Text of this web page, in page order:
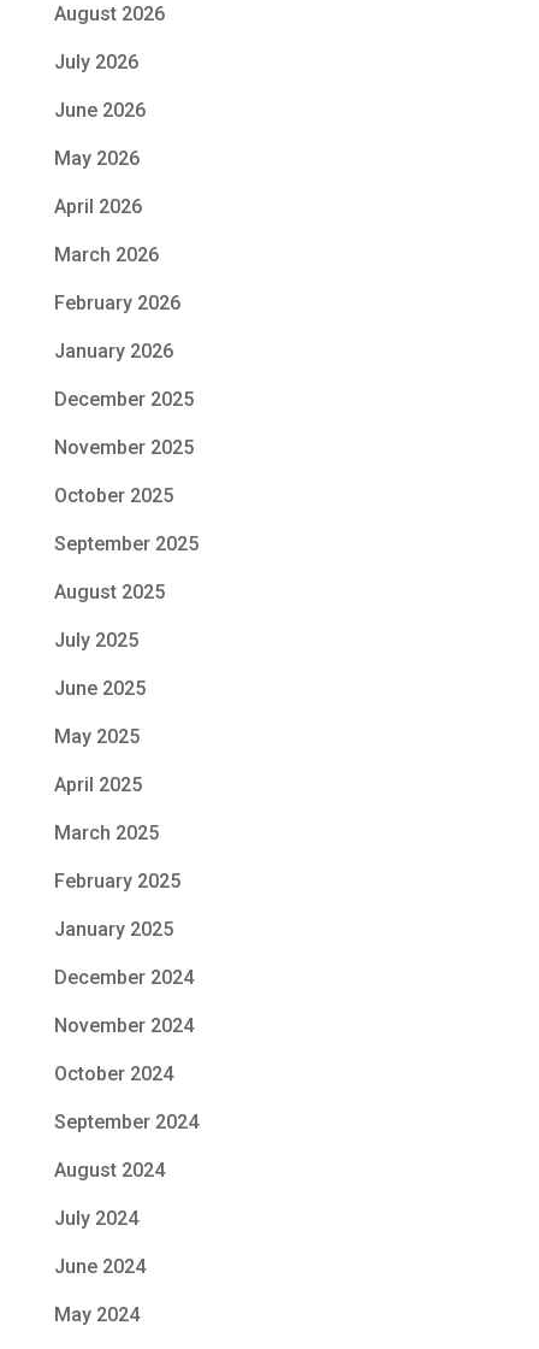
August 2026
July 2026
June 2026
May 2026
April 2026
March 2026
February 2026
January 2026
December 2025
November 2025
October 2025
September 2025
August 2025
July 2025
June 2025
May 2025
April 2025
March 2025
February 2025
January 2025
December 2024
November 2024
October 2024
September 2024
August 2024
July 2024
June 2024
May 2024